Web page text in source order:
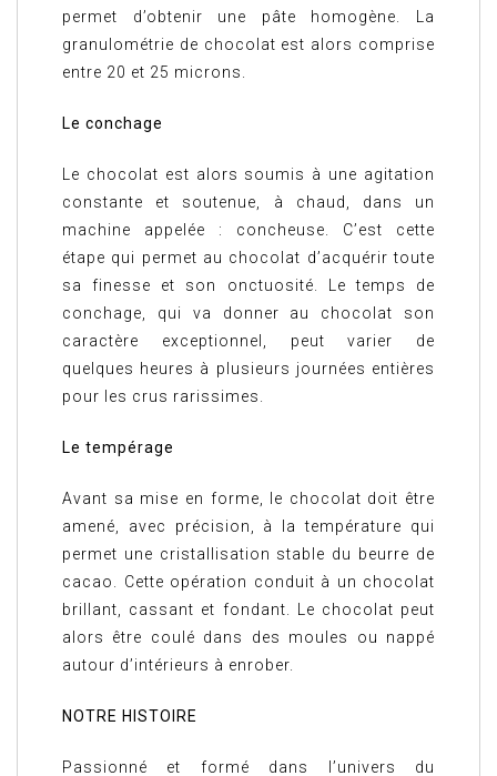
permet d’obtenir une pâte homogène. La
granulométrie de chocolat est alors comprise
entre 20 et 25 microns.
Le conchage
Le chocolat est alors soumis à une agitation
constante et soutenue, à chaud, dans un
machine appelée : concheuse. C’est cette
étape qui permet au chocolat d’acquérir toute
sa finesse et son onctuosité. Le temps de
conchage, qui va donner au chocolat son
caractère exceptionnel, peut varier de
quelques heures à plusieurs journées entières
pour les crus rarissimes.
Le tempérage
Avant sa mise en forme, le chocolat doit être
amené, avec précision, à la température qui
permet une cristallisation stable du beurre de
cacao. Cette opération conduit à un chocolat
brillant, cassant et fondant. Le chocolat peut
alors être coulé dans des moules ou nappé
autour d’intérieurs à enrober.
NOTRE HISTOIRE
Passionné et formé dans l’univers du